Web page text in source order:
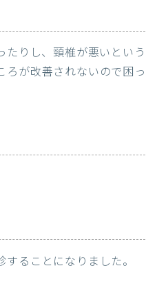
りし、頸椎が悪いという
ろが改善されないので困っ
ることになりました。